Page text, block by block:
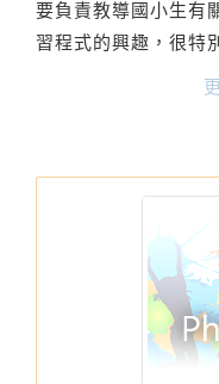
要負責教導國小生有
習程式的興趣，很特